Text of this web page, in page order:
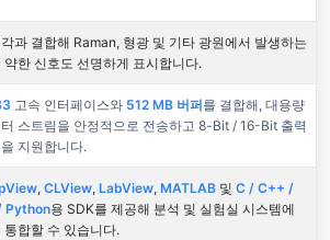
과 결합해 Raman, 형광 및 기타 광원에서 발생하는
약한 신호도 선명하게 표시합니다.
고속 인터페이스와 512 MB 버퍼를 결합해, 대용량
스트림을 안정적으로 전송하고 8-Bit / 16-Bit 출력
지원합니다.
, CLView, LabView, MATLAB및 C / C++ /
Python용 SDK를 제공해 분석 및 실험실 시스템에
통합할 수 있습니다.